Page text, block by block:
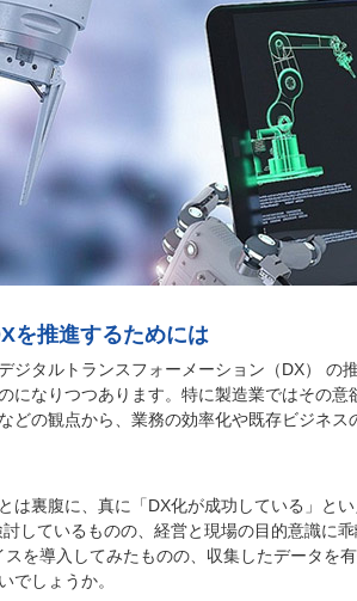
を推進するためには
ジタルトランスフォーメーション（DX） の
になりつつあります。特に製造業ではその
どの観点から、業務の効率化や既存ビジネ
は裏腹に、真に「DX化が成功している」と
しているものの、経営と現場の目的意識に
を導入してみたものの、収集したデータを
でしょうか。